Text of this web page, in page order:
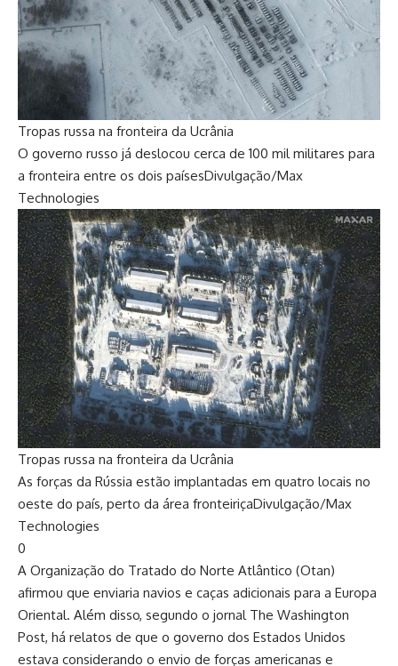
Tropas russa na fronteira da Ucrânia
O governo russo já deslocou cerca de 100 mil militares para
a fronteira entre os dois paísesDivulgação/Max
Technologies
Tropas russa na fronteira da Ucrânia
As forças da Rússia estão implantadas em quatro locais no
oeste do país, perto da área fronteiriçaDivulgação/Max
Technologies
0
A Organização do Tratado do Norte Atlântico (Otan)
afirmou que enviaria navios e caças adicionais para a Europa
Oriental. Além disso, segundo o jornal The Washington
Post, há relatos de que o governo dos Estados Unidos
estava considerando o envio de forças americanas e